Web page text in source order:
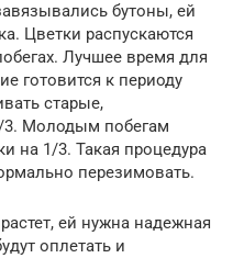
бутоны, ей
Цветки распускаются
Лучшее время для
готовится к периоду
старые,
3. Молодым побегам
на 1/3. Такая процедура
перезимовать.
ей нужна надежная
оплетать и